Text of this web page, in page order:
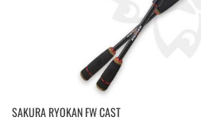
SAKURA RYOKAN FW CAST